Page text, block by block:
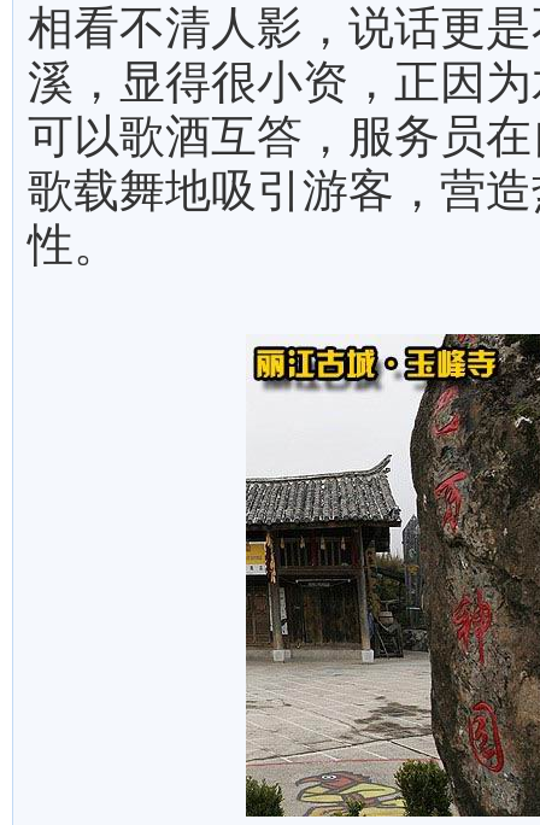
相看不清人影，说话更
溪，显得很小资，正因
可以歌酒互答，服务员
歌载舞地吸引游客，营
性。